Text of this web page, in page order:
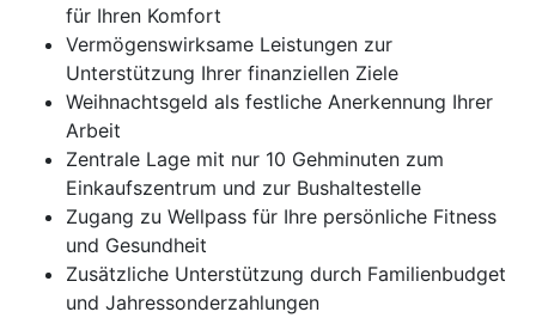
für Ihren Komfort
Vermögenswirksame Leistungen zur
Unterstützung Ihrer finanziellen Ziele
Weihnachtsgeld als festliche Anerkennung Ihrer
Arbeit
Zentrale Lage mit nur 10 Gehminuten zum
Einkaufszentrum und zur Bushaltestelle
Zugang zu Wellpass für Ihre persönliche Fitness
und Gesundheit
Zusätzliche Unterstützung durch Familienbudget
und Jahressonderzahlungen